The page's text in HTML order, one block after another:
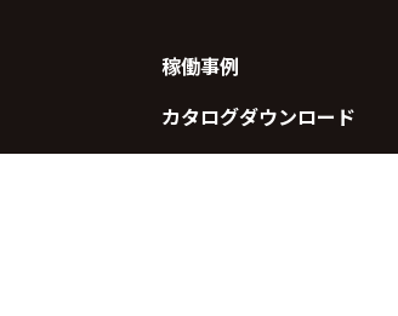
稼働事例
カタログダウンロード